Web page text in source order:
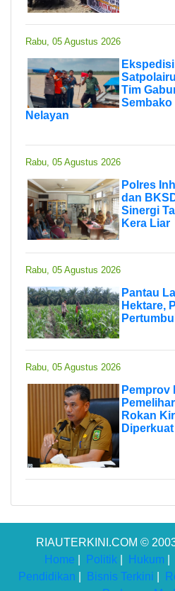
Rabu, 05 Agustus 2026
Tim
Sembako
Nelayan
Rabu, 05 Agustus 2026
Polres
dan
Sinergi
Kera Liar
Rabu, 05 Agustus 2026
Pantau
Hektare,
Rabu, 05 Agustus 2026
Pemprov
Rokan
Diperkuat
RIAUTERKINI.COM ©
Home
Politik Hukum
Pendidikan
Bisnis Terkini